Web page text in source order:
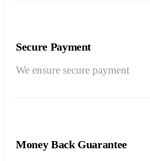
Secure Payment
We ensure secure payment
Money Back Guarantee